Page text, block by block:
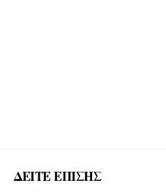
ΔΕΙΤΕ ΕΠΙΣΗΣ